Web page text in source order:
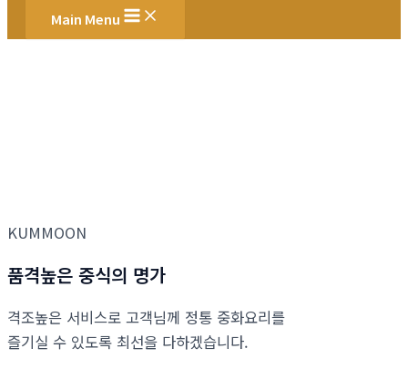
Main Menu
KUMMOON
품격높은 중식의 명가
격조높은 서비스로 고객님께 정통 중화요리를
즐기실 수 있도록 최선을 다하겠습니다.